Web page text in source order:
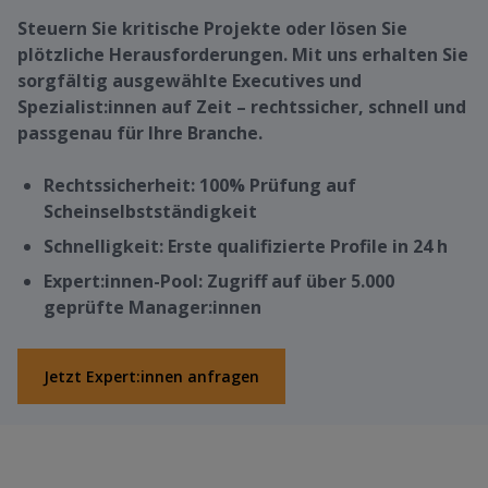
Steuern Sie kritische Projekte oder lösen Sie
plötzliche Herausforderungen. Mit uns erhalten Sie
sorgfältig ausgewählte Executives und
Spezialist:innen auf Zeit – rechtssicher, schnell und
passgenau für Ihre Branche.
Rechtssicherheit: 100% Prüfung auf
Scheinselbstständigkeit
Schnelligkeit: Erste qualifizierte Profile in 24 h
Expert:innen-Pool: Zugriff auf über 5.000
geprüfte Manager:innen
Jetzt Expert:innen anfragen